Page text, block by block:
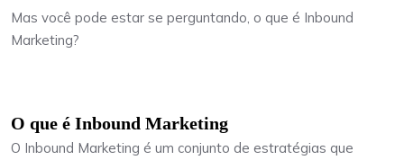
Mas você pode estar se perguntando, o que é Inbound
Marketing?
O que é Inbound Marketing
O Inbound Marketing é um conjunto de estratégias que